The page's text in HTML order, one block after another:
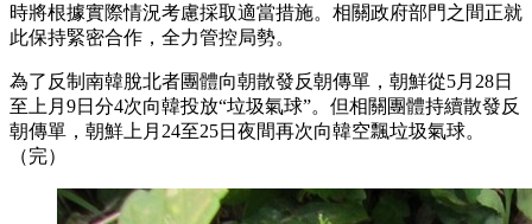
時將根據實際情況考慮採取適當措施。相關政府部門之間正就
此保持緊密合作，全力管控局勢。
為了反制南韓脫北者團體向朝散發反朝傳單，朝鮮從5月28日
至上月9日分4次向韓投放“垃圾氣球”。但相關團體持續散發反
朝傳單，朝鮮上月24至25日夜間再次向韓空飄垃圾氣球。
（完）